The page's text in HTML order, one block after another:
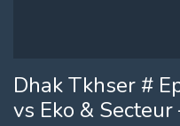
Membership Invoice
Membership Levels
Dhak Tkhser #